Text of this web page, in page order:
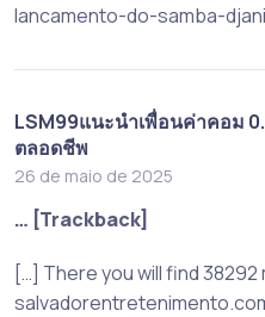
lancamento-do-samba-
LSM99แนะนำเพื่อนค่าคอม
ตลอดชีพ
26 de maio de 2025
… [Trackback]
[…] There you will find